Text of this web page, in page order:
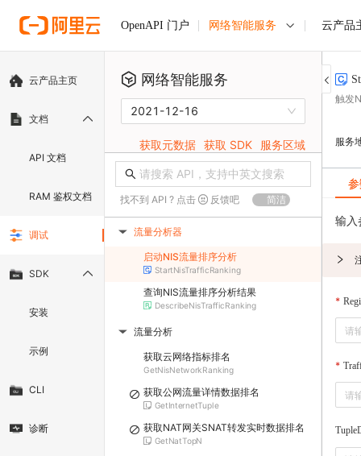
OpenAPI 门户 网络智能服务 云产品
云产品主页
文档
API 文档
RAM 鉴权文档
调试
SDK
安装
示例
CLI
诊断
网络智能服务
2021-12-16
获取元数据 获取 SDK 服务区域
找不到 API ? 点击 反馈吧 简洁
▶ 流量分析器
启动NIS流量排序分析
StartNisTrafficRanking
查询NIS流量排序分析结果
DescribeNisTrafficRanking
▶ 流量分析
获取云网络指标排名
GetNisNetworkRanking
获取公网流量详情数据排名
GetInternetTuple
获取NAT网关SNAT转发实时数据排名
GetNatTopN
触发
服务
输入